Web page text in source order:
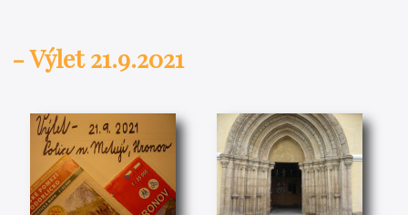
- Výlet 21.9.2021